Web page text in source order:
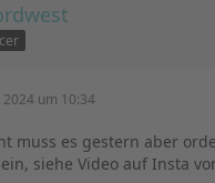
um 10:34
muss es gestern aber
siehe Video auf Insta